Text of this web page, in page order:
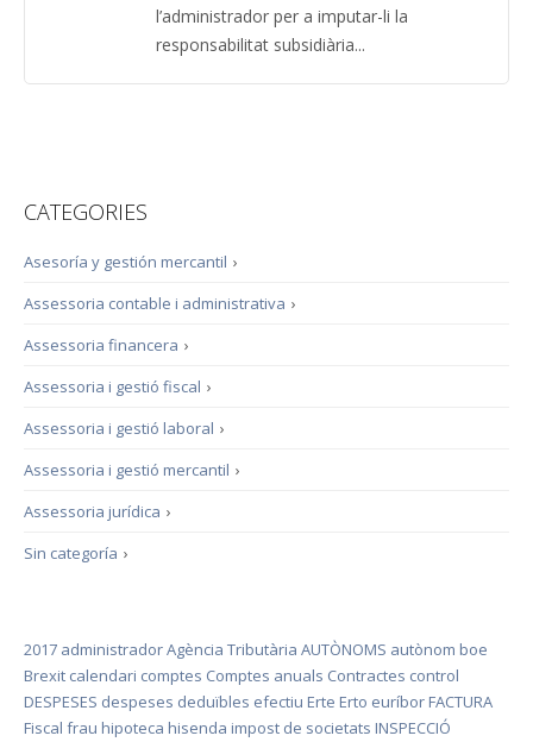
l’administrador per a imputar-li la
responsabilitat subsidiària...
CATEGORIES
›
Asesoría y gestión mercantil
›
Assessoria contable i administrativa
›
Assessoria financera
›
Assessoria i gestió fiscal
›
Assessoria i gestió laboral
›
Assessoria i gestió mercantil
›
Assessoria jurídica
›
Sin categoría
2017 administradorAgència Tributària AUTÒNOMS autònom boe
Brexit calendari comptes Comptes anuals Contractes control
DESPESES despeses deduïbles efectiu Erte Erto euríbor FACTURA
Fiscal frau hipoteca hisenda impost de societats INSPECCIÓ